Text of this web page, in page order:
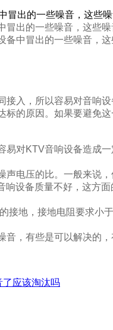
出的一些噪音，这些
冒出的一些噪音，这些
备中冒出的一些噪音，
接入，所以容易对音响
的原因。如果要避免
易对KTV音响设备造成
电压的比。一般来说
响设备质量不好，这方
接地，接地电阻要求小于
，有些是可以解决的
应该淘汰吗